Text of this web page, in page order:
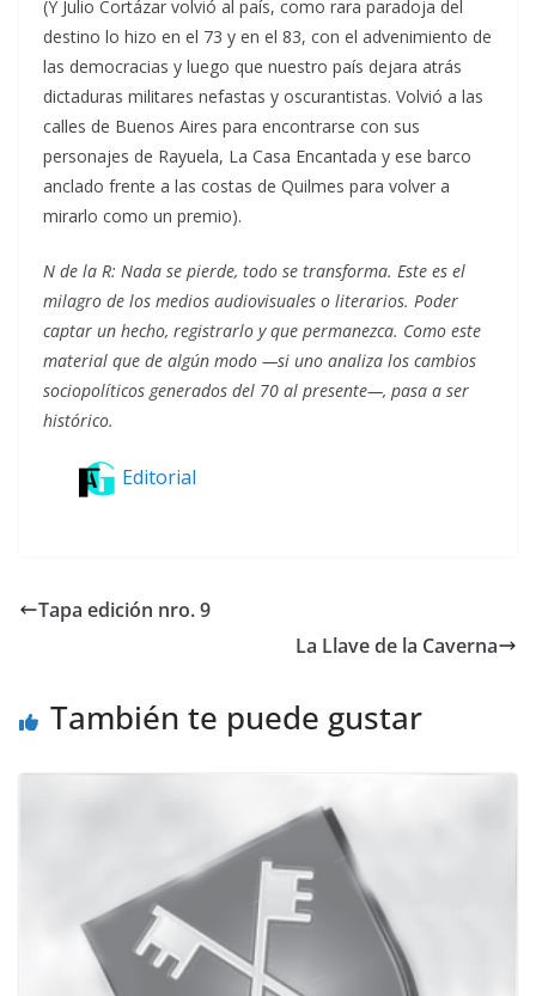
(Y Julio Cortázar volvió al país, como rara paradoja del
destino lo hizo en el 73 y en el 83, con el advenimiento de
las democracias y luego que nuestro país dejara atrás
dictaduras militares nefastas y oscurantistas. Volvió a las
calles de Buenos Aires para encontrarse con sus
personajes de Rayuela, La Casa Encantada y ese barco
anclado frente a las costas de Quilmes para volver a
mirarlo como un premio).
N de la R: Nada se pierde, todo se transforma. Este es el
milagro de los medios audiovisuales o literarios. Poder
captar un hecho, registrarlo y que permanezca. Como este
material que de algún modo —si uno analiza los cambios
sociopolíticos generados del 70 al presente—, pasa a ser
histórico.
Editorial
Tapa edición nro. 9
La Llave de la Caverna
También te puede gustar